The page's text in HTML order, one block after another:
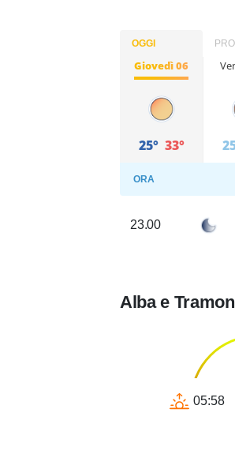
OGGI
Giovedì 06
25° 33°
ORA
23.00
Alba e
05:58